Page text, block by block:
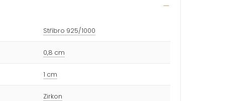
Stříbro 925/1000
0,8 cm
1 cm
Zirkon